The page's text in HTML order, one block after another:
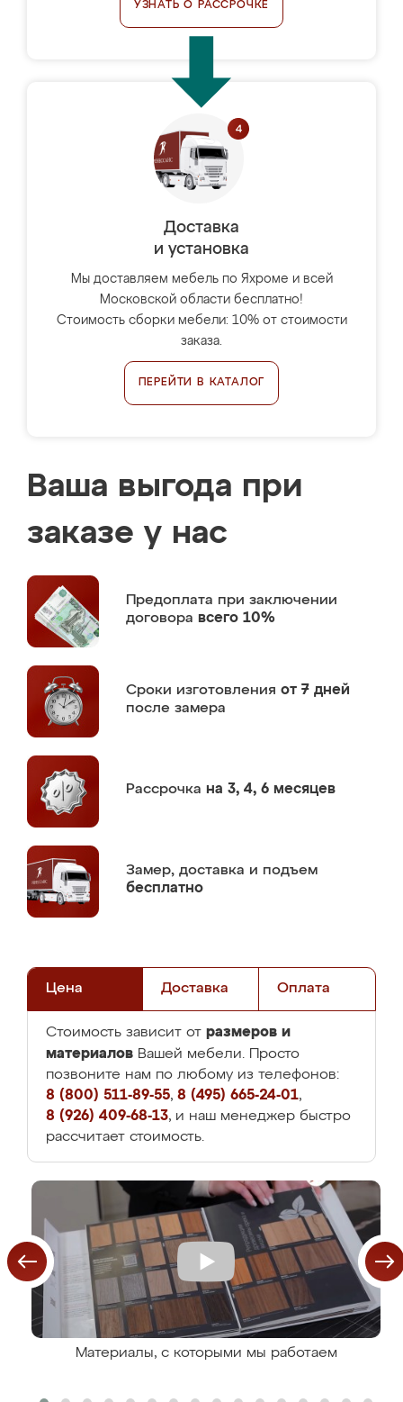
УЗНАТЬ О РАССРОЧКЕ
Доставка
и установка
Мы доставляем мебель по Яхроме и всей
Московской области бесплатно!
Стоимость сборки мебели: 10% от стоимости
заказа.
ПЕРЕЙТИ В КАТАЛОГ
Ваша выгода при
заказе у нас
Предоплата при заключении
договора всего 10%
Сроки изготовления от 7 дней
после замера
Рассрочка на 3, 4, 6 месяцев
Замер, доставка и подъем
бесплатно
Цена Доставка Оплата
Стоимость зависит от размеров и
материалов Вашей мебели. Просто
позвоните нам по любому из телефонов:
8 (800) 511-89-55, 8 (495) 665-24-01,
8 (926) 409-68-13, и наш менеджер быстро
рассчитает стоимость.
Материалы, с которыми мы работаем